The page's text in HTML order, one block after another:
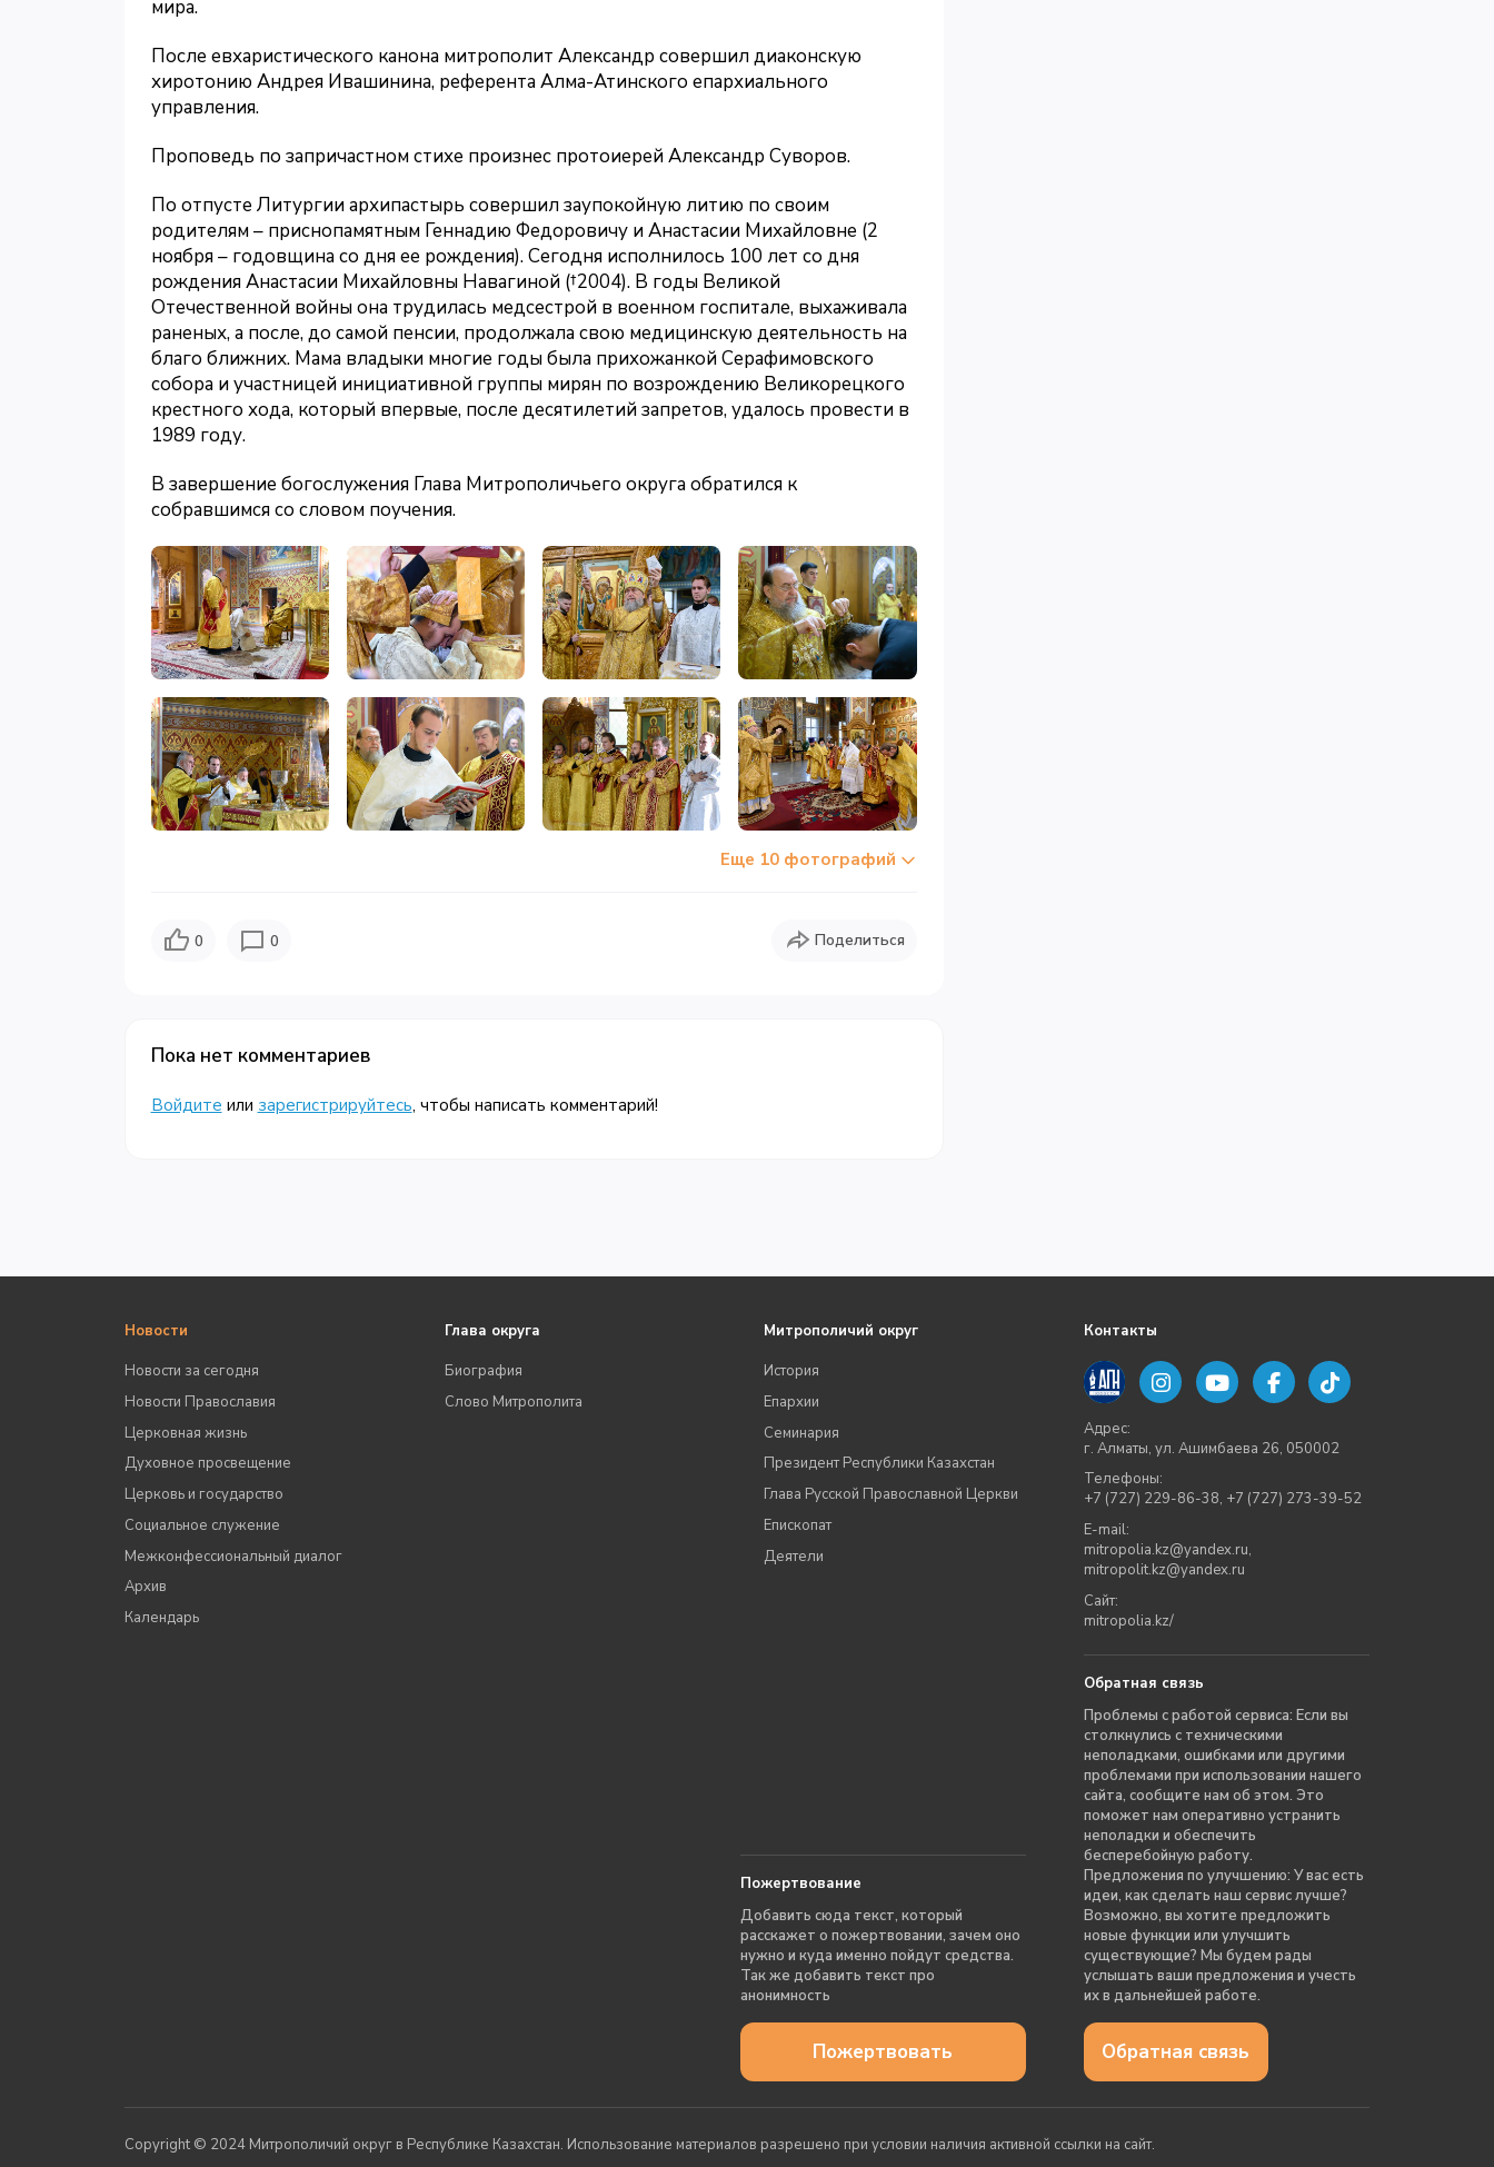
мира.
После евхаристического канона митрополит Александр совершил диаконскую
хиротонию Андрея Ивашинина, референта Алма-Атинского епархиального
управления.
Проповедь по запричастном стихе произнес протоиерей Александр Суворов.
По отпусте Литургии архипастырь совершил заупокойную литию по своим
родителям – приснопамятным Геннадию Федоровичу и Анастасии Михайловне (2
ноября – годовщина со дня ее рождения). Сегодня исполнилось 100 лет со дня
рождения Анастасии Михайловны Навагиной (†2004). В годы Великой
Отечественной войны она трудилась медсестрой в военном госпитале, выхаживала
раненых, а после, до самой пенсии, продолжала свою медицинскую деятельность на
благо ближних. Мама владыки многие годы была прихожанкой Серафимовского
собора и участницей инициативной группы мирян по возрождению Великорецкого
крестного хода, который впервые, после десятилетий запретов, удалось провести в
1989 году.
В завершение богослужения Глава Митрополичьего округа обратился к
собравшимся со словом поучения.
Еще 10 фотографий
0 0 Поделиться
Пока нет комментариев
Войдите или зарегистрируйтесь, чтобы написать комментарий!
Новости
Новости за сегодня
Новости Православия
Церковная жизнь
Духовное просвещение
Церковь и государство
Социальное служение
Межконфессиональный диалог
Архив
Календарь
Глава округа
Биография
Слово Митрополита
Митрополичий округ
История
Епархии
Семинария
Президент Республики Казахстан
Глава Русской Православной Церкви
Епископат
Деятели
Контакты
Адрес:
г. Алматы, ул. Ашимбаева 26, 050002
Телефоны:
+7 (727) 229-86-38, +7 (727) 273-39-52
E-mail:
mitropolia.kz@yandex.ru,
mitropolit.kz@yandex.ru
Сайт:
mitropolia.kz/
Обратная связь
Проблемы с работой сервиса: Если вы
столкнулись с техническими
неполадками, ошибками или другими
проблемами при использовании нашего
сайта, сообщите нам об этом. Это
поможет нам оперативно устранить
неполадки и обеспечить
бесперебойную работу.
Предложения по улучшению: У вас есть
идеи, как сделать наш сервис лучше?
Возможно, вы хотите предложить
новые функции или улучшить
существующие? Мы будем рады
услышать ваши предложения и учесть
их в дальнейшей работе.
Обратная связь
Пожертвование
Добавить сюда текст, который
расскажет о пожертвовании, зачем оно
нужно и куда именно пойдут средства.
Так же добавить текст про
анонимность
Пожертвовать
Copyright © 2024 Митрополичий округ в Республике Казахстан. Использование материалов разрешено при условии наличия активной ссылки на сайт.